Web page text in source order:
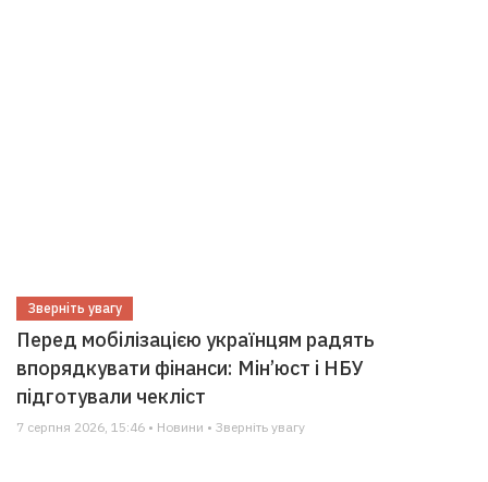
Зверніть увагу
Перед мобілізацією українцям радять
впорядкувати фінанси: Мін’юст і НБУ
підготували чекліст
7 серпня 2026, 15:46 • Новини • Зверніть увагу